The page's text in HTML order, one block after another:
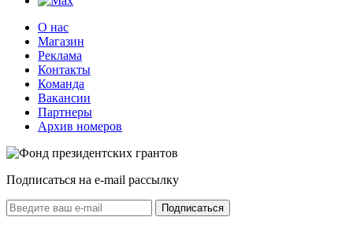
О нас
Магазин
Реклама
Контакты
Команда
Вакансии
Партнеры
Архив номеров
Подписаться на e-mail рассылку
Подписаться